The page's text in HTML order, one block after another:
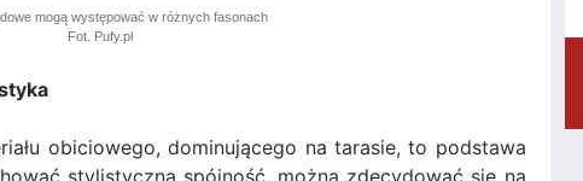
mogą występować w różnych fasonach
Fot. Pufy.pl
obiciowego, dominującego na tarasie, to podstawa